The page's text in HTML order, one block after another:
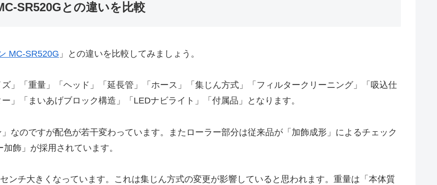
SR520Gとの違いを比較
MC-SR520G 」との違いを比較してみましょう。
」「重量」「ヘッド」「延長管」「ホース」「集じん方式」「フィルタークリーニング」「吸込仕
」「まいあげブロック構造」「LEDナビライト」「付属品」となります。
なのですが配色が若干変わっています。またローラー部分は従来品が「加飾成形」によるチェック
飾」が採用されています。
ンチ大きくなっています。これは集じん方式の変更が影響していると思われます。重量は「本体質